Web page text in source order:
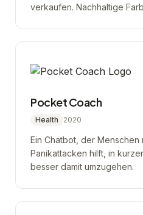
verkaufen. Nachhaltige
Pocket Coach
Health 2020
Ein Chatbot, der Menschen
Panikattacken hilft, in
besser damit umzugehen.